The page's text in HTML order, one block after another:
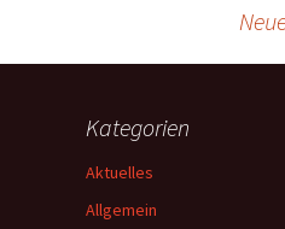
Kategorien
Aktuelles
Allgemein